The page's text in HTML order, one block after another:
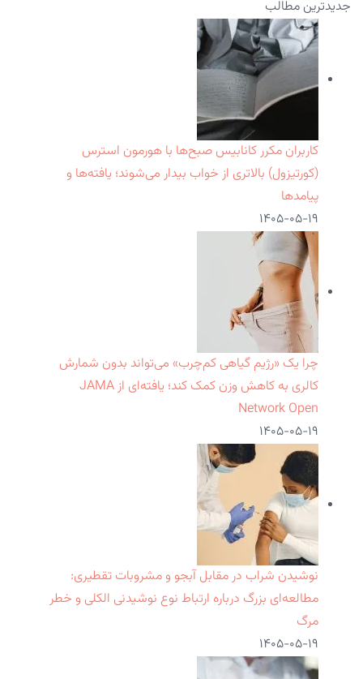
جدیدترین مطالب
کاربران مکرر کانابیس صبح‌ها با هورمون استرس
(کورتیزول) بالاتری از خواب بیدار می‌شوند؛ یافته‌ها و
پیامدها
۱۴۰۵-۰۵-۱۹
چرا یک «رژیم گیاهی کم‌چرب» می‌تواند بدون شمارش
کالری به کاهش وزن کمک کند؛ یافته‌ای از JAMA
Network Open
۱۴۰۵-۰۵-۱۹
نوشیدن شراب در مقابل آبجو و مشروبات تقطیری:
مطالعه‌ای بزرگ درباره ارتباط نوع نوشیدنی الکلی و خطر
مرگ
۱۴۰۵-۰۵-۱۹